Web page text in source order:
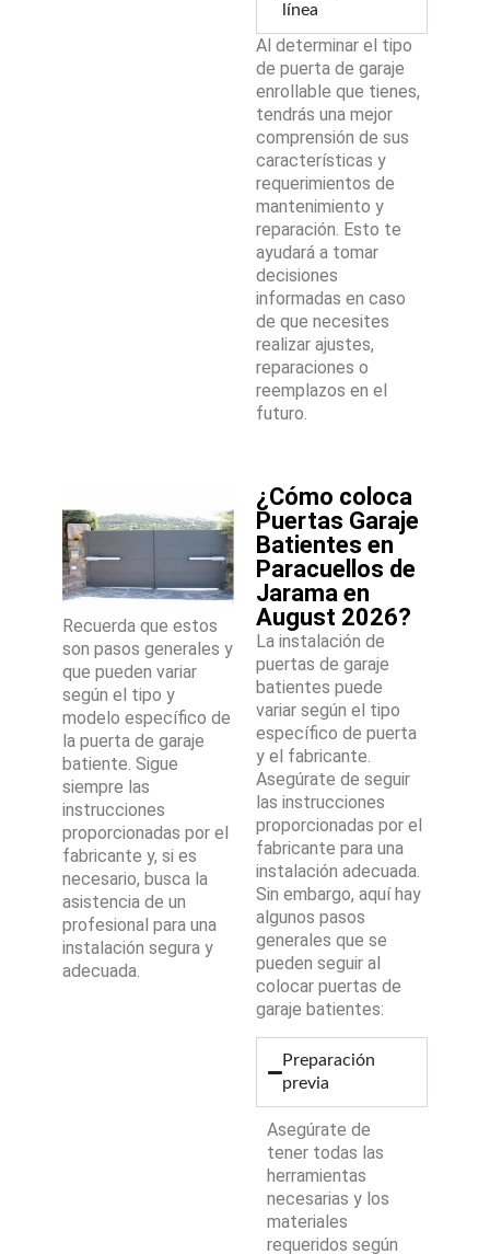
línea
Al determinar el tipo
de puerta de garaje
enrollable que tienes,
tendrás una mejor
comprensión de sus
características y
requerimientos de
mantenimiento y
reparación. Esto te
ayudará a tomar
decisiones
informadas en caso
de que necesites
realizar ajustes,
reparaciones o
reemplazos en el
futuro.
Recuerda que estos
son pasos generales y
que pueden variar
según el tipo y
modelo específico de
la puerta de garaje
batiente. Sigue
siempre las
instrucciones
proporcionadas por el
fabricante y, si es
necesario, busca la
asistencia de un
profesional para una
instalación segura y
adecuada.
¿Cómo coloca
Puertas Garaje
Batientes en
Paracuellos de
Jarama en
August 2026?
La instalación de
puertas de garaje
batientes puede
variar según el tipo
específico de puerta
y el fabricante.
Asegúrate de seguir
las instrucciones
proporcionadas por el
fabricante para una
instalación adecuada.
Sin embargo, aquí hay
algunos pasos
generales que se
pueden seguir al
colocar puertas de
garaje batientes:
Preparación
previa
Asegúrate de
tener todas las
herramientas
necesarias y los
materiales
requeridos según